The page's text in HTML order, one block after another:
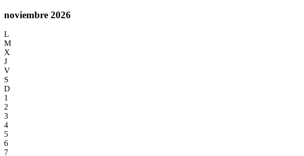
noviembre 2026
L
M
X
J
V
S
D
1
2
3
4
5
6
7